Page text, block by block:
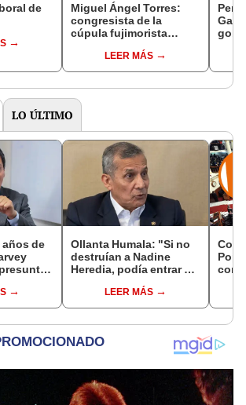
de
Miguel Ángel Torres:
congresista de la
cúpula fujimorista
del SenadoLEER MÁS
LO ÚLTIMO
años de
falsedad
Ollanta Humala: "Si no
destruían a Nadine
Heredia, podía entrar en
LEER MÁS